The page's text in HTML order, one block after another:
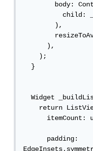
        body: Container(
          child: _buildList(),
        ),
        resizeToAvoidBottomInset: false,
      ),
    );
  }
  Widget _buildList() {
    return ListView.builder(
      itemCount: users.length + 1,
      padding: